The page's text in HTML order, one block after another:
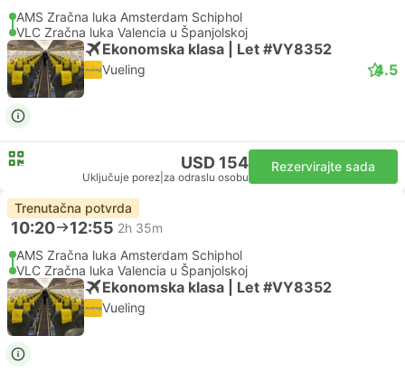
AMS Zračna luka Amsterdam Schiphol
VLC Zračna luka Valencia u Španjolskoj
Ekonomska klasa | Let #VY8352
Vueling 4.5
USD 154
Uključuje porez za odraslu osobu
Rezervirajte sada
Trenutačna potvrda
10:20 12:55 2h 35m
AMS Zračna luka Amsterdam Schiphol
VLC Zračna luka Valencia u Španjolskoj
Ekonomska klasa | Let #VY8352
Vueling